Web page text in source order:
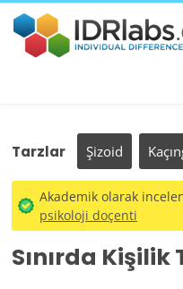
Tarzlar Şizoid
Akademik olarak
psikoloji doçenti
Sınırda Kişilik